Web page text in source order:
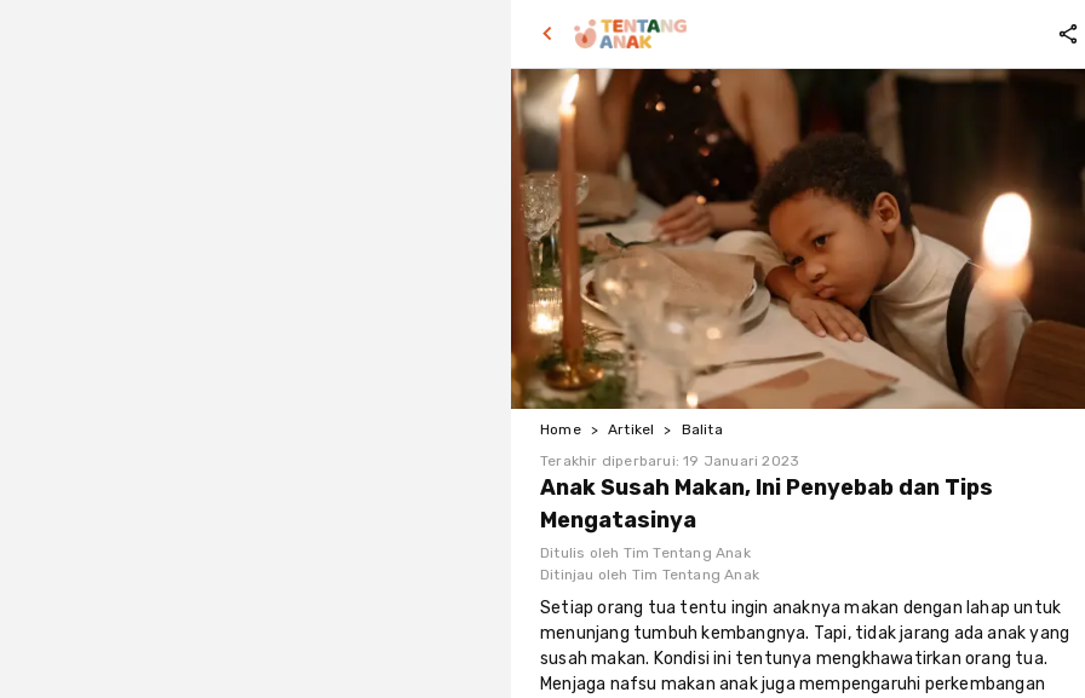
Home > Artikel >
Balita
Terakhir diperbarui:19 Januari 2023
Anak Susah Makan, Ini Penyebab dan Tips
Mengatasinya
Ditulis oleh Tim Tentang Anak
Ditinjau oleh Tim Tentang Anak
Setiap orang tua tentu ingin anaknya makan dengan lahap untuk
menunjang tumbuh kembangnya. Tapi, tidak jarang ada anak yang
susah makan. Kondisi ini tentunya mengkhawatirkan orang tua.
Menjaga nafsu makan anak juga mempengaruhi perkembangan